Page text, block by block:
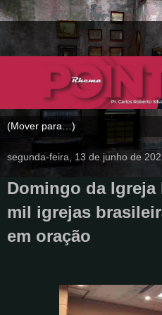
segunda-feira, 13 de junho de
Domingo da Igreja
mil igrejas
em oração